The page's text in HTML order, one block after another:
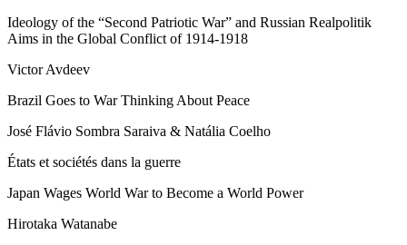
Ideology of the “Second Patriotic War” and Russian Realpolitik
Aims in the Global Conflict of 1914-1918
Victor Avdeev
Brazil Goes to War Thinking About Peace
José Flávio Sombra Saraiva & Natália Coelho
États et sociétés dans la guerre
Japan Wages World War to Become a World Power
Hirotaka Watanabe